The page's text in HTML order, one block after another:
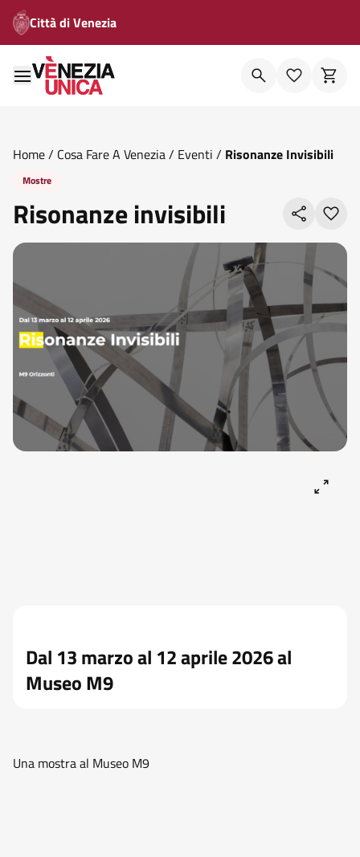
Città di Venezia
Home/ Cosa Fare A Venezia/ Eventi / Risonanze Invisibili
Mostre
Risonanze invisibili
Dal 13 marzo al 12 aprile 2026 al
Museo M9
Una mostra al Museo M9